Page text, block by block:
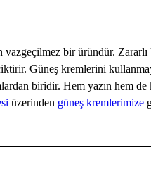
bir üründür.
Güneş kremlerini
biridir. Hem yazın hem
üzerinden güneş kremlerimize